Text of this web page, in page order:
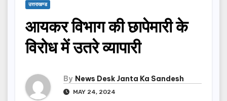
उत्तराखण्ड
आयकर विभाग की छापेमारी के
विरोध में उतरे व्यापारी
By News Desk Janta Ka Sandesh
MAY 24, 2024